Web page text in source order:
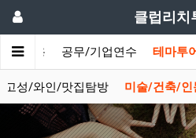
클럽리치
인/상용 공무/기업연수 테마투
고성/와인/맛집탐방 미술/건축/인